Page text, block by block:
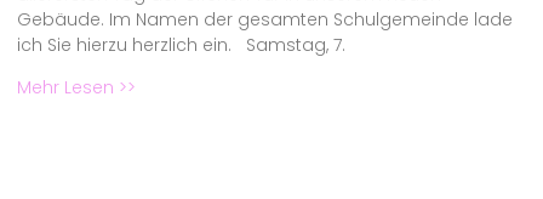
Gebäude. Im Namen der gesamten Schulgemeinde lade
ich Sie hierzu herzlich ein. Samstag, 7.
Mehr Lesen >>